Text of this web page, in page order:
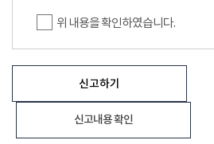
위 내용을 확인하였습니다.
신고하기
신고내용 확인